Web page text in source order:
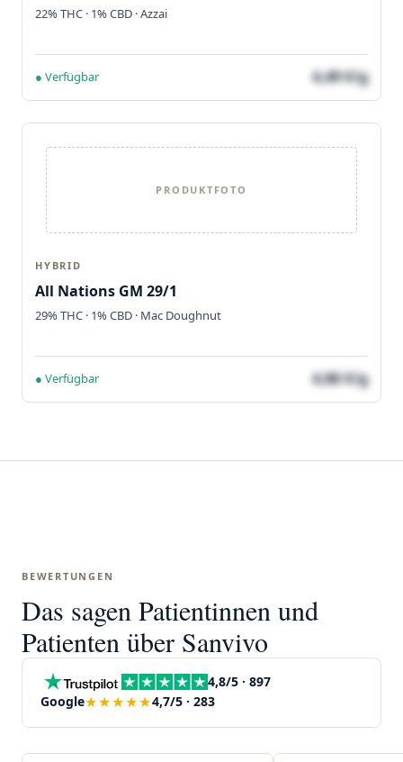
22% THC · 1% CBD · Azzai
● Verfügbar 4,49 €/g
PRODUKTFOTO
HYBRID
All Nations GM 29/1
29% THC · 1% CBD · Mac Doughnut
● Verfügbar 4,86 €/g
BEWERTUNGEN
Das sagen Patientinnen und
Patienten über Sanvivo
4,8/5 · 897
Google★★★★★4,7/5 · 283